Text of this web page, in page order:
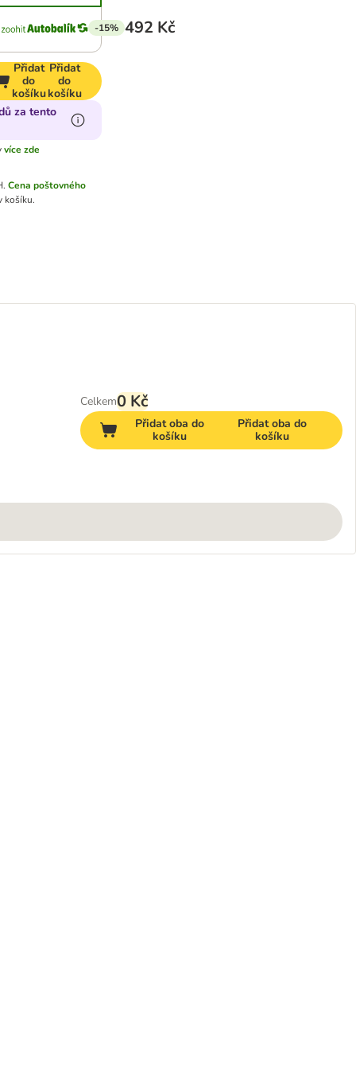
-15% 492 Kč
Přidat
do
košíku
Přidat
do
košíku
za tento
více zde
Cena poštovného
košíku.
Celkem0 Kč
Přidat oba do
košíku
Přidat oba do
košíku